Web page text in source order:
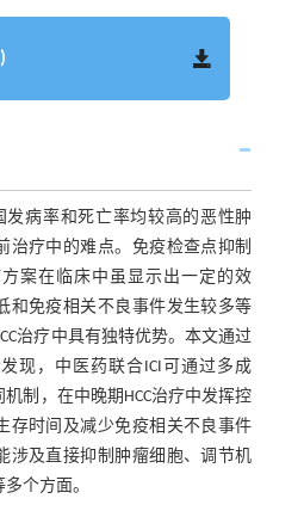
发病率和死亡率均较高的恶性肿
治疗中的难点。免疫检查点抑制
案在临床中虽显示出一定的效
和免疫相关不良事件发生较多等
治疗中具有独特优势。本文通过
现，中医药联合ICI可通过多成
制，在中晚期HCC治疗中发挥控
存时间及减少免疫相关不良事件
涉及直接抑制肿瘤细胞、调节机
个方面。